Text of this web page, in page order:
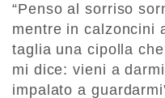
“Penso al sorriso
mentre in calzoncini
taglia una cipolla
mi dice: vieni a
impalato a